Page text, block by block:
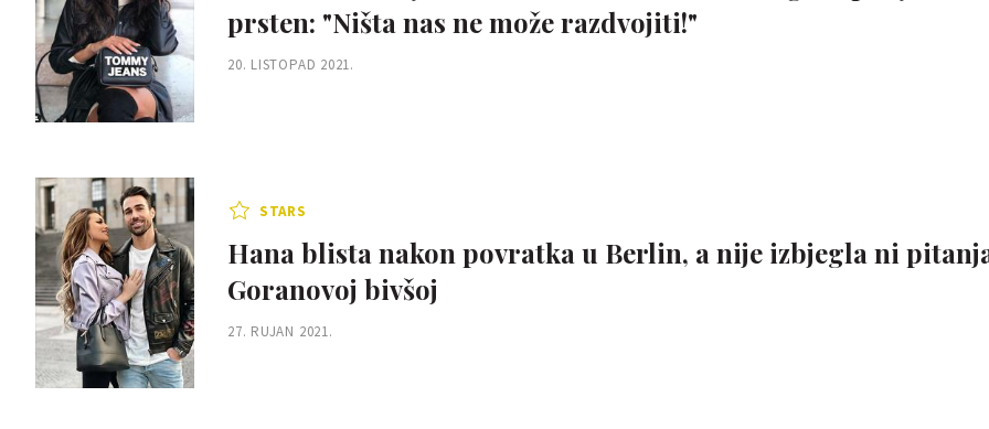
prsten: "Ništa nas ne može razdvojiti!"
20. LISTOPAD 2021.
STARS
Hana blista nakon povratka u Berlin, a nije izbjegla ni
Goranovoj bivšoj
27. RUJAN 2021.